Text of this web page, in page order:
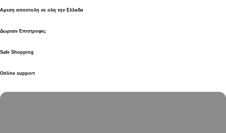
Αμεση αποστολη σε ολη την Ελλαδα
Δωρεαν Επιστροφες
Safe Shopping
Online support